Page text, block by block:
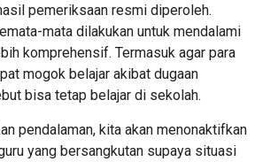
pemeriksaan resmi diperoleh.
mata dilakukan untuk mendalami
komprehensif. Termasuk agar para
mogok belajar akibat dugaan
bisa tetap belajar di sekolah.
pendalaman, kita akan menonaktifkan
yang bersangkutan supaya situasi